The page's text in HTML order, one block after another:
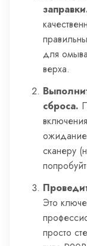
для
верха.
сброса.
сканеру
Это
просто